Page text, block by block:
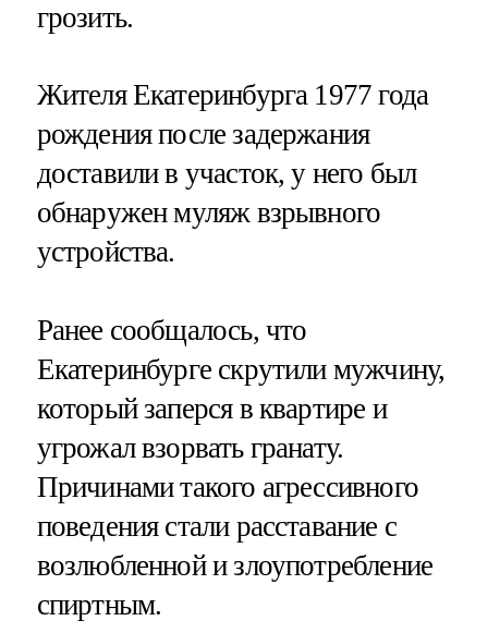
грозить.
Жителя Екатеринбурга 1977 года
рождения после задержания
доставили в участок, у него был
обнаружен муляж взрывного
устройства.
Ранее сообщалось, что
Екатеринбурге скрутили мужчину,
который заперся в квартире и
угрожал взорвать гранату.
Причинами такого агрессивного
поведения стали расставание с
возлюбленной и злоупотребление
спиртным.